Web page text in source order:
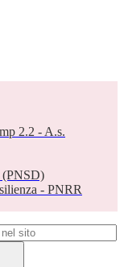
2.2 - A.s.
(PNSD)
- PNRR